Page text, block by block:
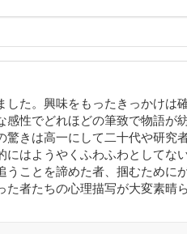
した。興味をもったきっかけは
感性でどれほどの筆致で物語が
きは高一にして二十代や研究
にはようやくふわふわとしてな
うことを諦めた者、掴むために
た者たちの心理描写が大変素晴